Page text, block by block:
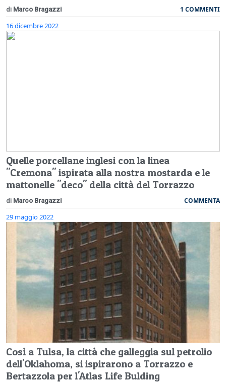
di Marco Bragazzi 1 COMMENTI
16 dicembre 2022
Quelle porcellane inglesi con la linea
"Cremona" ispirata alla nostra mostarda e le
mattonelle "deco" della città del Torrazzo
di Marco Bragazzi COMMENTA
29 maggio 2022
Così a Tulsa, la città che galleggia sul petrolio
dell'Oklahoma, si ispirarono a Torrazzo e
Bertazzola per l'Atlas Life Bulding